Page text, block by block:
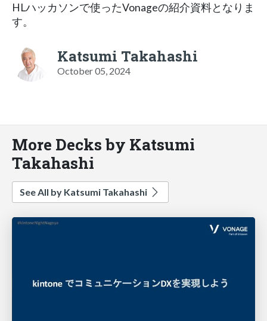
HLハッカソンで使ったVonageの紹介資料となりま
す。
Katsumi Takahashi
October 05, 2024
More Decks by Katsumi
Takahashi
See All by Katsumi Takahashi